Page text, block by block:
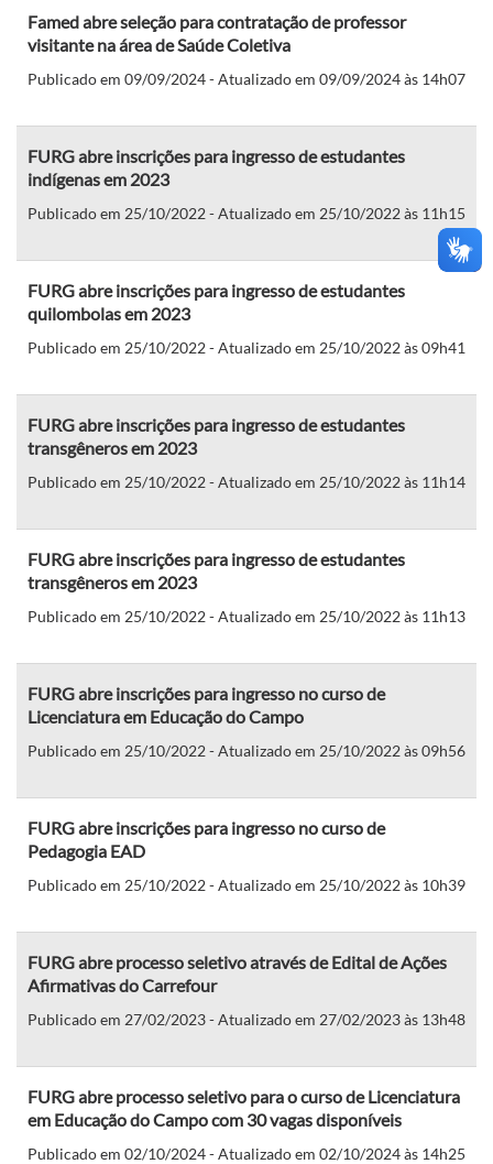
Famed abre seleção para contratação de professor
visitante na área de Saúde Coletiva
Publicado em 09/09/2024 - Atualizado em 09/09/2024 às 14h07
FURG abre inscrições para ingresso de estudantes
indígenas em 2023
Publicado em 25/10/2022 - Atualizado em 25/10/2022 às 11h15
FURG abre inscrições para ingresso de estudantes
quilombolas em 2023
Publicado em 25/10/2022 - Atualizado em 25/10/2022 às 09h41
FURG abre inscrições para ingresso de estudantes
transgêneros em 2023
Publicado em 25/10/2022 - Atualizado em 25/10/2022 às 11h14
FURG abre inscrições para ingresso de estudantes
transgêneros em 2023
Publicado em 25/10/2022 - Atualizado em 25/10/2022 às 11h13
FURG abre inscrições para ingresso no curso de
Licenciatura em Educação do Campo
Publicado em 25/10/2022 - Atualizado em 25/10/2022 às 09h56
FURG abre inscrições para ingresso no curso de
Pedagogia EAD
Publicado em 25/10/2022 - Atualizado em 25/10/2022 às 10h39
FURG abre processo seletivo através de Edital de Ações
Afirmativas do Carrefour
Publicado em 27/02/2023 - Atualizado em 27/02/2023 às 13h48
FURG abre processo seletivo para o curso de Licenciatura
em Educação do Campo com 30 vagas disponíveis
Publicado em 02/10/2024 - Atualizado em 02/10/2024 às 14h25